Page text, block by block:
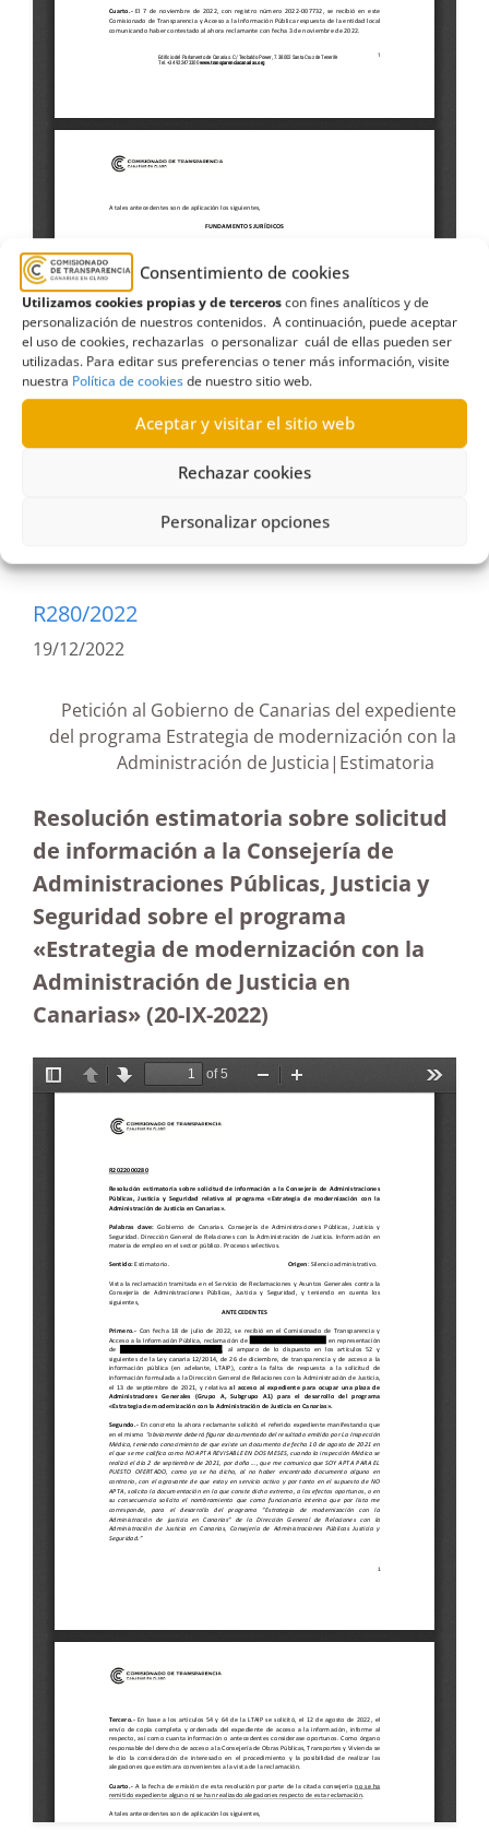
Consentimiento de cookies
Utilizamos cookies propias y de terceroscon fines analíticos y de
personalización de nuestros contenidos. A continuación, puede aceptar
el uso de cookies, rechazarlas o personalizar cuál de ellas pueden ser
utilizadas. Para editar sus preferencias o tener más información, visite
nuestra Política de cookiesde nuestro sitio web.
Aceptar y visitar el sitio web
Rechazar cookies
Personalizar opciones
administrativos,auxiliares,Cabildo de Tenerife,
Estimación formal y terminación,funcionarios
interinos,Lista de reserva,orden,programas,
R280/2022
19/12/2022
Petición al Gobierno de Canarias del expediente
del programa Estrategia de modernización con la
Administración de Justicia|Estimatoria
Resolución estimatoria sobre solicitud
de información a la Consejería de
Administraciones Públicas, Justicia y
Seguridad sobre el programa
«Estrategia de modernización con la
Administración de Justicia en
Canarias» (20-IX-2022)